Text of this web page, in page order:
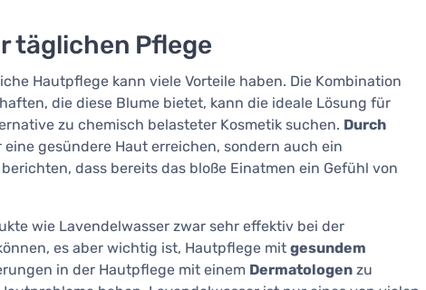
täglichen Pflege
Hautpflege kann viele Vorteile haben. Die Kombination
die diese Blume bietet, kann die ideale Lösung für
zu chemisch belasteter Kosmetik suchen. Durch
gesündere Haut erreichen, sondern auch ein
dass bereits das bloße Einatmen ein Gefühl von
wie Lavendelwasser zwar sehr effektiv bei der
es aber wichtig ist, Hautpflege mit gesundem
in der Hautpflege mit einem Dermatologen zu